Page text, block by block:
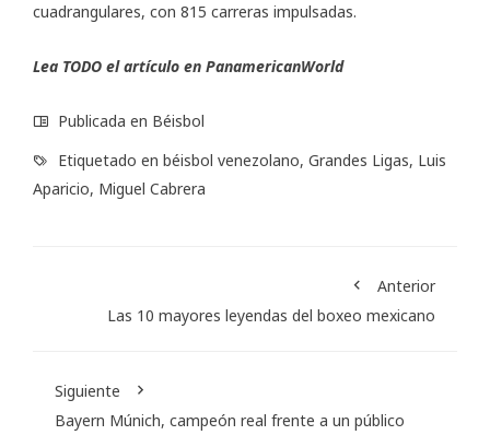
cuadrangulares, con 815 carreras impulsadas.
Lea TODO el artículo en PanamericanWorld
Publicada en Béisbol
Etiquetado en béisbol venezolano, Grandes Ligas, Luis
Aparicio, Miguel Cabrera
Anterior
Las 10 mayores leyendas del boxeo mexicano
Siguiente
Bayern Múnich, campeón real frente a un público